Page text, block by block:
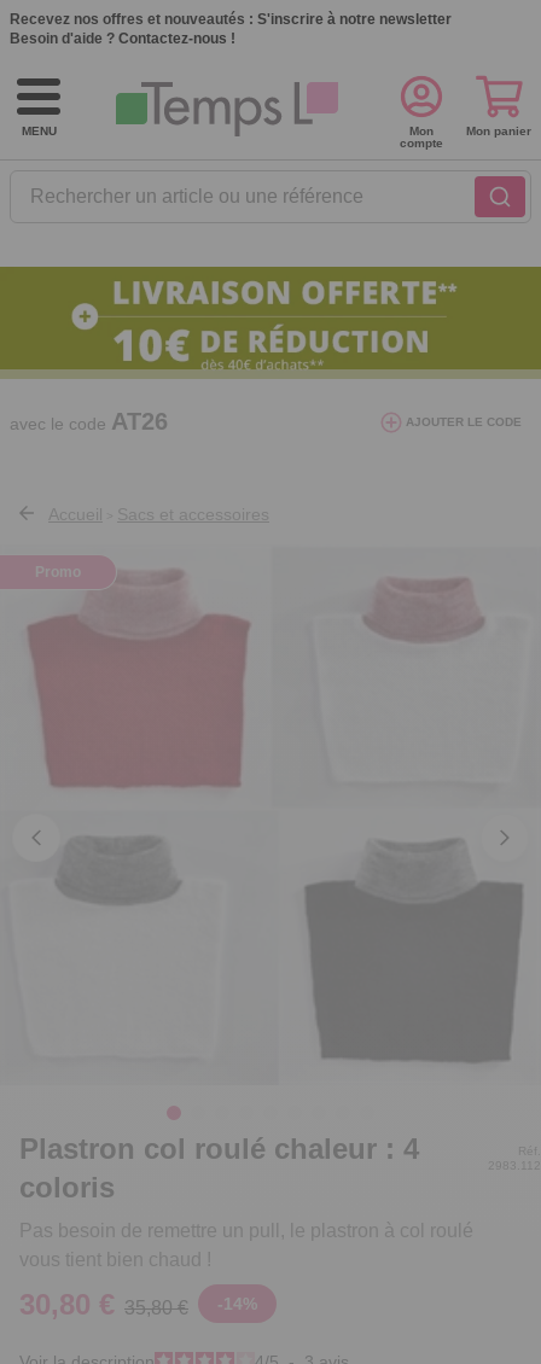
Recevez nos offres et nouveautés : S'inscrire à notre newsletter
Besoin d'aide ? Contactez-nous !
MENU
Rechercher un article ou une référence
Mon
compte
Mon panier
10€ de réduction dès 40€ d'achat. Offre
valable du 03/08/2026 au 12/08/2026.
avec le code AT26 AJOUTER LE CODE
Accueil Sacs et accessoires
Promo
Plastron col roulé chaleur : 4
coloris
Pas besoin de remettre un pull, le plastron à col roulé
vous tient bien chaud !
Réf.
2983.112
30,80 € 35,80 € -14%